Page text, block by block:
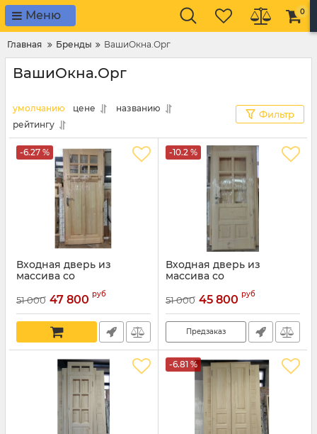
Меню 0
Главная Бренды ВашиОкна.Орг
ВашиОкна.Орг
умолчанию цене
названию
рейтингу
Фильтр
-6.27 %
Входная дверь из
массива со
51 000 47 800 руб
-10.2 %
Входная дверь из
массива со
Артикул: 13
51 000 45 800 руб
Предзаказ
-6.81 %